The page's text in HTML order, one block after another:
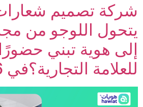
تصميم شعارات:
اللوجو من
هوية تبني حضورًا
التجارية؟في 2026